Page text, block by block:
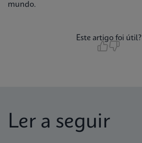
mundo.
Este artigo foi útil?
Ler a seguir